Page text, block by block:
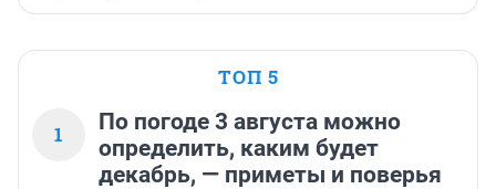
ТОП 5
1
По погоде 3 августа можно
определить, каким будет
декабрь, — приметы и поверья